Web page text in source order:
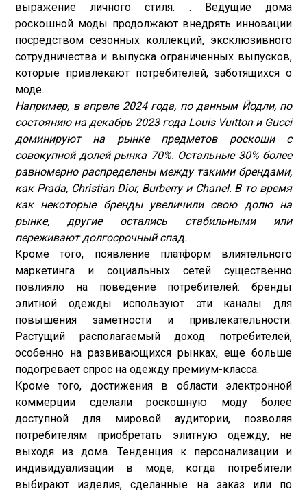
выражение личного стиля. . Ведущие дома
роскошной моды продолжают внедрять инновации
посредством сезонных коллекций, эксклюзивного
сотрудничества и выпуска ограниченных выпусков,
которые привлекают потребителей, заботящихся о
моде.
Например, в апреле 2024 года, по данным Йодли, по
состоянию на декабрь 2023 года Louis Vuitton и Gucci
доминируют на рынке предметов роскоши с
совокупной долей рынка 70%. Остальные 30% более
равномерно распределены между такими брендами,
как Prada, Christian Dior, Burberry и Chanel. В то время
как некоторые бренды увеличили свою долю на
рынке, другие остались стабильными или
переживают долгосрочный спад.
Кроме того, появление платформ влиятельного
маркетинга и социальных сетей существенно
повлияло на поведение потребителей: бренды
элитной одежды используют эти каналы для
повышения заметности и привлекательности.
Растущий располагаемый доход потребителей,
особенно на развивающихся рынках, еще больше
подогревает спрос на одежду премиум-класса.
Кроме того, достижения в области электронной
коммерции сделали роскошную моду более
доступной для мировой аудитории, позволяя
потребителям приобретать элитную одежду, не
выходя из дома. Тенденция к персонализации и
индивидуализации в моде, когда потребители
выбирают изделия, сделанные на заказ или по